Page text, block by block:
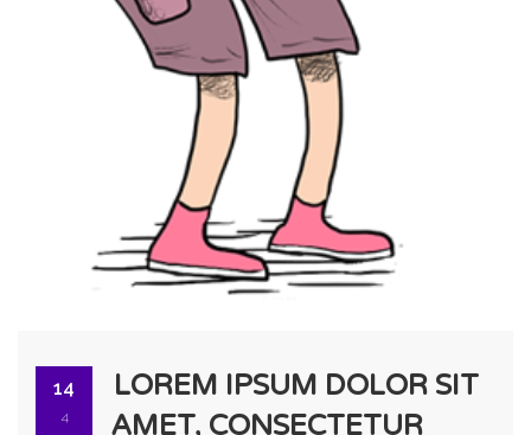
14
4
LOREM IPSUM DOLOR SIT
AMET, CONSECTETUR